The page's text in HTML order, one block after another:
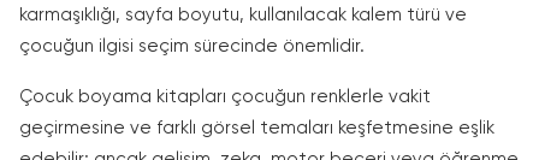
karmaşıklığı, sayfa boyutu, kullanılacak kalem türü ve
çocuğun ilgisi seçim sürecinde önemlidir.
Çocuk boyama kitapları çocuğun renklerle vakit
geçirmesine ve farklı görsel temaları keşfetmesine eşlik